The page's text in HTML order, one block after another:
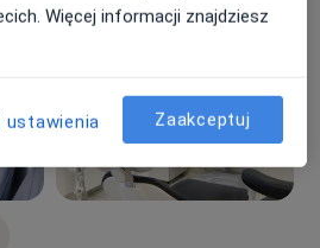
Więcej informacji znajdziesz
ustawienia Zaakceptuj